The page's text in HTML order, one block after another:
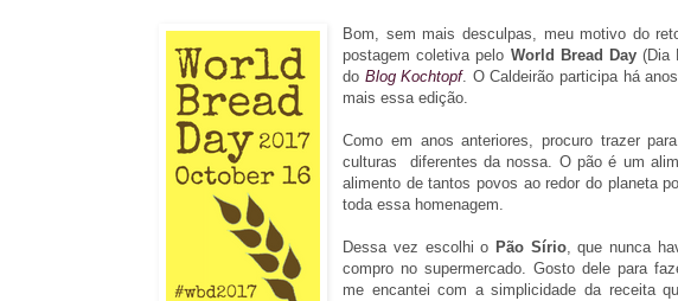
Bom, sem mais desculpas, meu motivo do
postagem coletiva pelo World Bread Day(Dia
do Blog Kochtopf. O Caldeirão participa há
mais essa edição.
Como em anos anteriores, procuro trazer
culturas diferentes da nossa. O pão é um
alimento de tantos povos ao redor do planeta
toda essa homenagem.
Dessa vez escolhi o Pão Sírio, que nunca
compro no supermercado. Gosto dele para
me encantei com a simplicidade da receita